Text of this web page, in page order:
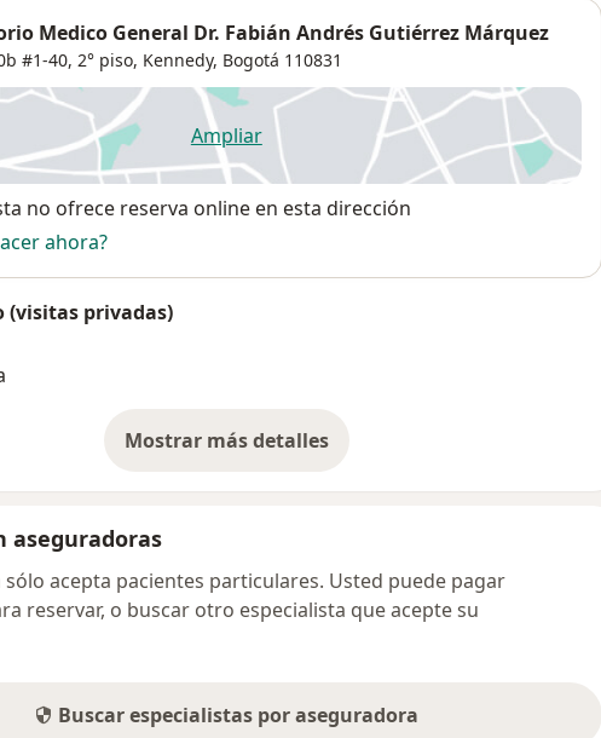
Medico General Dr. Fabián Andrés Gutiérrez Márquez
#1-40, 2° piso, Kennedy, Bogotá 110831
Ampliarse abre en una nueva pestaña
no ofrece reserva online en esta dirección
ahora?
(visitas privadas)
Mostrar más detalles
sobre la dirección
aseguradoras
sólo acepta pacientes particulares. Usted puede pagar
reservar, o buscar otro especialista que acepte su
Buscar especialistas por aseguradora